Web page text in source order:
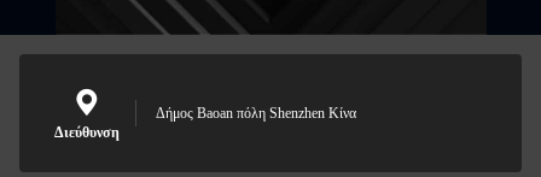
Διεύθυνση
Δήμος Baoan πόλη Shenzhen Κίνα